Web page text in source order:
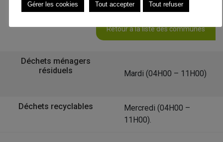
Retour à la liste des communes
Déchets ménagers
résiduels
Mardi (04H00 – 11H00)
Déchets recyclables
Mercredi (04H00 –
11H00).
Gérer les cookies Tout accepter Tout refuser